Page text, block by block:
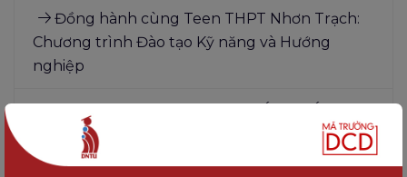
Đồng hành cùng Teen THPT Nhơn Trạch:
Chương trình Đào tạo Kỹ năng và Hướng
nghiệp
NGÀNH HỌC, TIẾP BƯỚC TƯƠNG LAI